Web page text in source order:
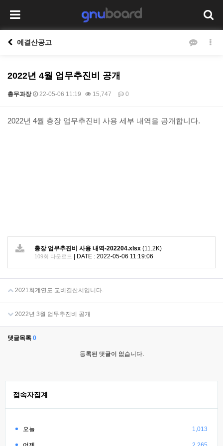
예결산공고
2022년 4월 업무추진비 공개
총무과장 22-05-06 11:19 15,747 0
본문
2022년 4월 총장 업무추진비 사용 세부 내역을 공개합니다.
총장 업무추진비 사용 내역-202204.xlsx (11.2K)
109회 다운로드 DATE : 2022-05-06 11:19:06
2021회계연도 교비결산서입니다.
2022년 3월 업무추진비 공개
댓글목록 0
등록된 댓글이 없습니다.
접속자집계
오늘 1,013